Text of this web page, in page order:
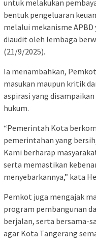
untuk melakukan
bentuk pengeluaran
melalui mekanisme APBD
diaudit oleh lembaga
(21/9/2025).
Ia menambahkan,
masukan maupun kritik
aspirasi yang
hukum.
“Pemerintah Kota
pemerintahan yang
Kami berharap
serta memastikan
menyebarkannya,” kata
Pemkot juga mengajak
program pembangunan
berjalan, serta bersama-
agar Kota Tangerang